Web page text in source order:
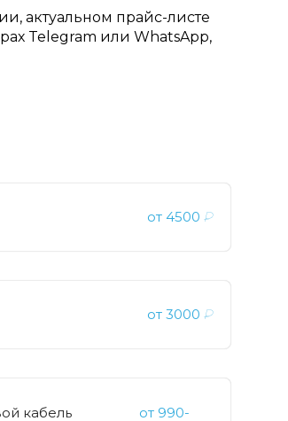
актуальном прайс-листе
Telegram или WhatsApp,
от 4500₽
от3000₽
кабель
от 990-